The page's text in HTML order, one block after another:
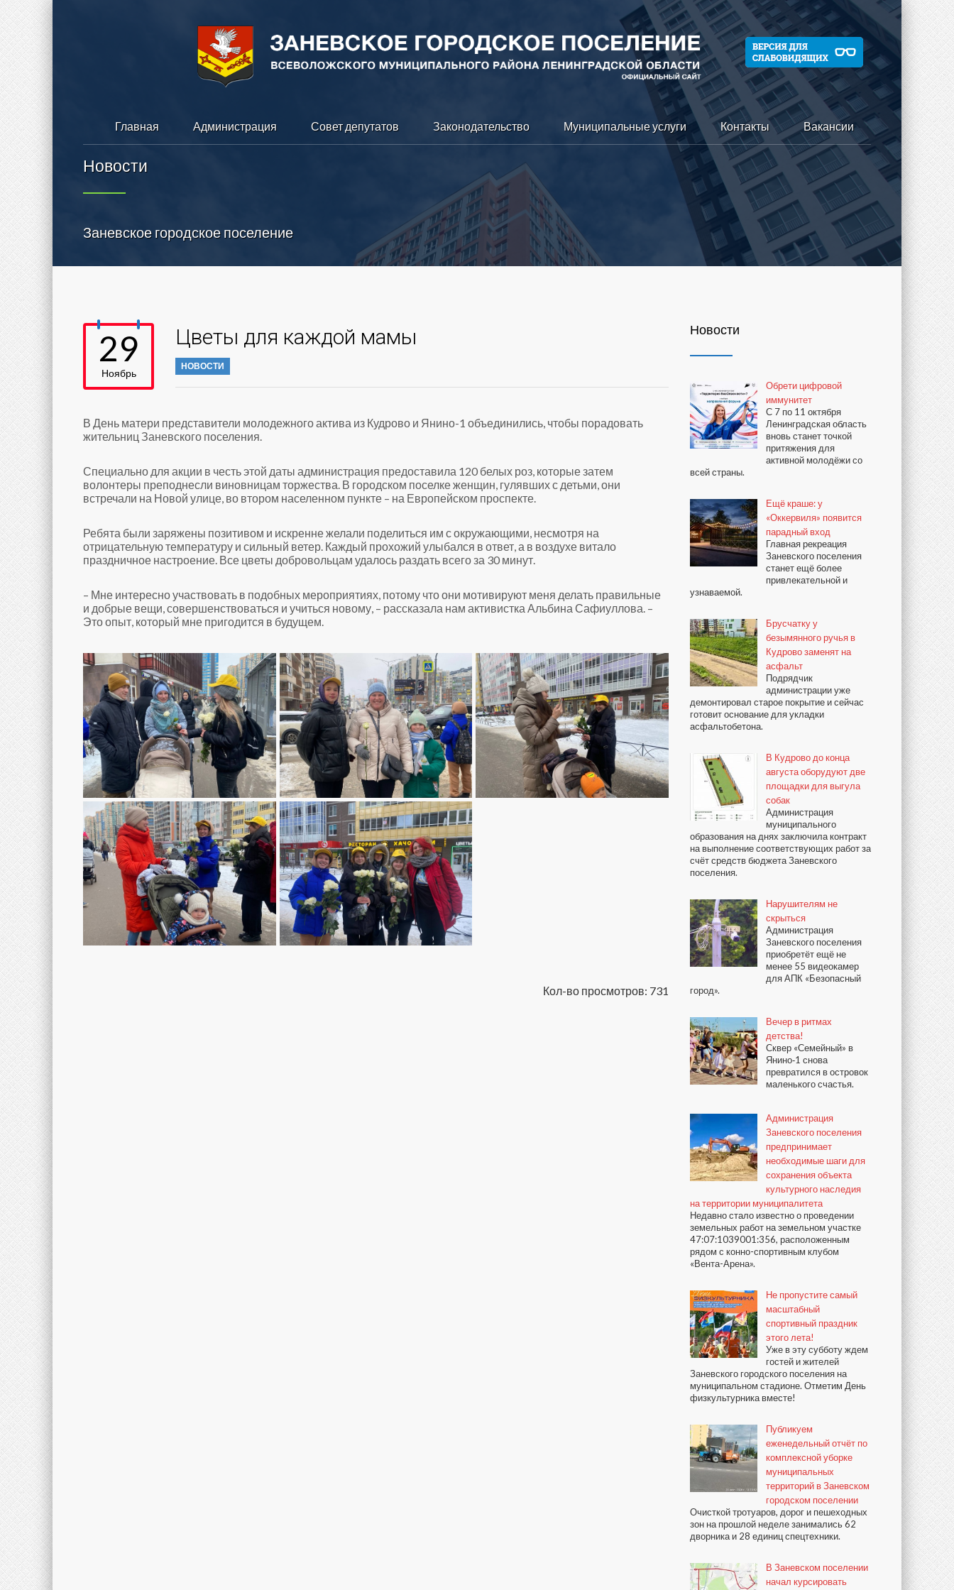
Главная Администрация Совет депутатов Законодательство Муниципальные услуги Контакты Вакансии
Новости
Заневское городское поселение
29
Ноябрь
Цветы для каждой мамы
НОВОСТИ
В День матери представители молодежного актива из Кудрово и Янино-1 объединились, чтобы порадовать
жительниц Заневского поселения.
Специально для акции в честь этой даты администрация предоставила 120 белых роз, которые затем
волонтеры преподнесли виновницам торжества. В городском поселке женщин, гулявших с детьми, они
встречали на Новой улице, во втором населенном пункте – на Европейском проспекте.
Ребята были заряжены позитивом и искренне желали поделиться им с окружающими, несмотря на
отрицательную температуру и сильный ветер. Каждый прохожий улыбался в ответ, а в воздухе витало
праздничное настроение. Все цветы добровольцам удалось раздать всего за 30 минут.
– Мне интересно участвовать в подобных мероприятиях, потому что они мотивируют меня делать правильные
и добрые вещи, совершенствоваться и учиться новому, – рассказала нам активистка Альбина Сафиуллова. –
Это опыт, который мне пригодится в будущем.
Кол-во просмотров: 731
Новости
Обрети цифровой
иммунитет
С 7 по 11 октября
Ленинградская область
вновь станет точкой
притяжения для
активной молодёжи со
всей страны.
Ещё краше: у
«Оккервиля» появится
парадный вход
Главная рекреация
Заневского поселения
станет ещё более
привлекательной и
узнаваемой.
Брусчатку у
безымянного ручья в
Кудрово заменят на
асфальт
Подрядчик
администрации уже
демонтировал старое покрытие и сейчас
готовит основание для укладки
асфальтобетона.
В Кудрово до конца
августа оборудуют две
площадки для выгула
собак
Администрация
муниципального
образования на днях заключила контракт
на выполнение соответствующих работ за
счёт средств бюджета Заневского
поселения.
Нарушителям не
скрыться
Администрация
Заневского поселения
приобретёт ещё не
менее 55 видеокамер
для АПК «Безопасный
город».
Вечер в ритмах
детства!
Сквер «Семейный» в
Янино‑1 снова
превратился в островок
маленького счастья.
Администрация
Заневского поселения
предпринимает
необходимые шаги для
сохранения объекта
культурного наследия
на территории муниципалитета
Недавно стало известно о проведении
земельных работ на земельном участке
47:07:1039001:356, расположенным
рядом с конно-спортивным клубом
«Вента-Арена».
Не пропустите самый
масштабный
спортивный праздник
этого лета!
Уже в эту субботу ждем
гостей и жителей
Заневского городского поселения на
муниципальном стадионе. Отметим День
физкультурника вместе!
Публикуем
еженедельный отчёт по
комплексной уборке
муниципальных
территорий в Заневском
городском поселении
Очисткой тротуаров, дорог и пешеходных
зон на прошлой неделе занимались 62
дворника и 28 единиц спецтехники.
В Заневском поселении
начал курсировать